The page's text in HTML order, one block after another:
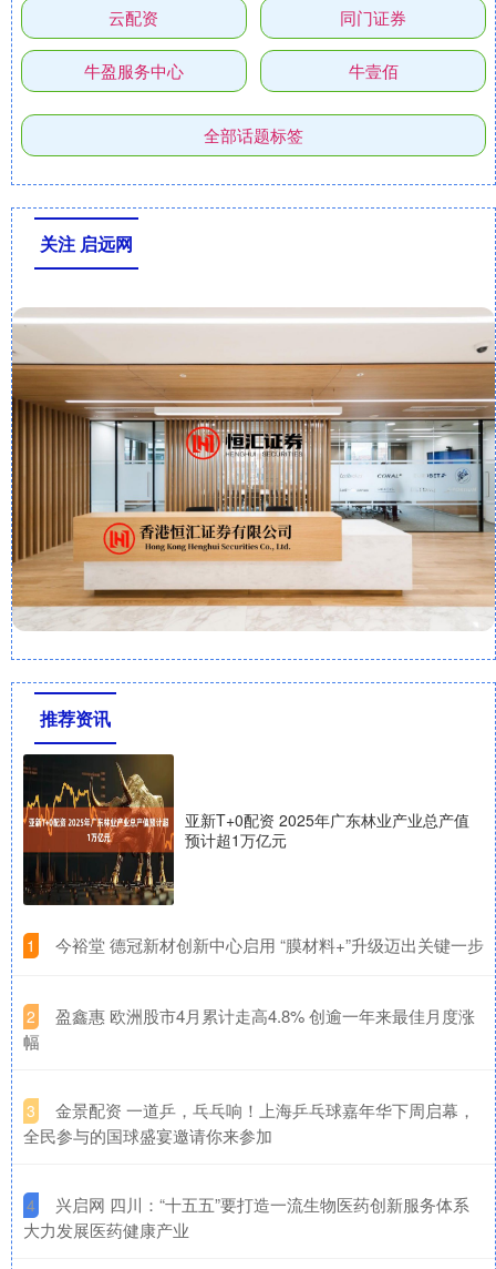
云配资 同门证券
牛盈服务中心 牛壹佰
全部话题标签
关注 启远网
推荐资讯
亚新T+0配资 2025年广东林业产业总产值
预计超1万亿元
1 ​今裕堂 德冠新材创新中心启用 “膜材料+”升级迈出关键一步
2
​盈鑫惠 欧洲股市4月累计走高4.8% 创逾一年来最佳月度涨
幅
3
​金景配资 一道乒，乓乓响！上海乒乓球嘉年华下周启幕，
全民参与的国球盛宴邀请你来参加
4
​兴启网 四川：“十五五”要打造一流生物医药创新服务体系
大力发展医药健康产业